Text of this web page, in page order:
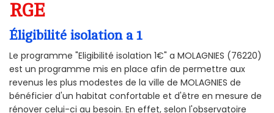
RGE
Éligibilité isolation a 1
Le programme "Eligibilité isolation 1€" a MOLAGNIES (76220)
est un programme mis en place afin de permettre aux
revenus les plus modestes de la ville de MOLAGNIES de
bénéficier d'un habitat confortable et d'être en mesure de
rénover celui-ci au besoin. En effet, selon l'observatoire